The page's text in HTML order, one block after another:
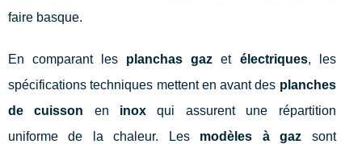
faire basque.
En comparant les planchas gaz et électriques, les
spécifications techniques mettent en avant des planches
de cuisson en inox qui assurent une répartition
uniforme de la chaleur. Les modèles à gaz sont